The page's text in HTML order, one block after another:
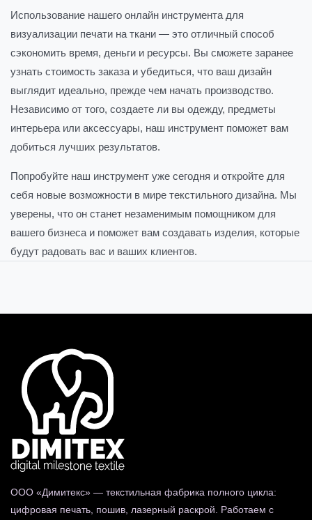
Использование нашего онлайн инструмента для
визуализации печати на ткани — это отличный способ
сэкономить время, деньги и ресурсы. Вы сможете заранее
узнать стоимость заказа и убедиться, что ваш дизайн
выглядит идеально, прежде чем начать производство.
Независимо от того, создаете ли вы одежду, предметы
интерьера или аксессуары, наш инструмент поможет вам
добиться лучших результатов.
Попробуйте наш инструмент уже сегодня и откройте для
себя новые возможности в мире текстильного дизайна. Мы
уверены, что он станет незаменимым помощником для
вашего бизнеса и поможет вам создавать изделия, которые
будут радовать вас и ваших клиентов.
ООО «Димитекс» — текстильная фабрика полного цикла:
цифровая печать, пошив, лазерный раскрой. Работаем с